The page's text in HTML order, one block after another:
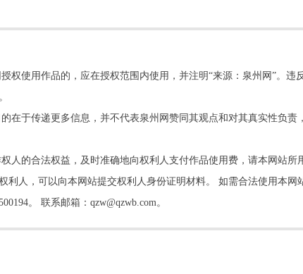
使用作品的，应在授权范围内使用，并注明“来源：泉州网”。违
在于传递更多信息，并不代表泉州网赞同其观点和对其真实性负责
人的合法权益，及时准确地向权利人支付作品使用费，请本网站所
人，可以向本网站提交权利人身份证明材料。 如需合法使用本网
。 联系邮箱：qzw@qzwb.com。